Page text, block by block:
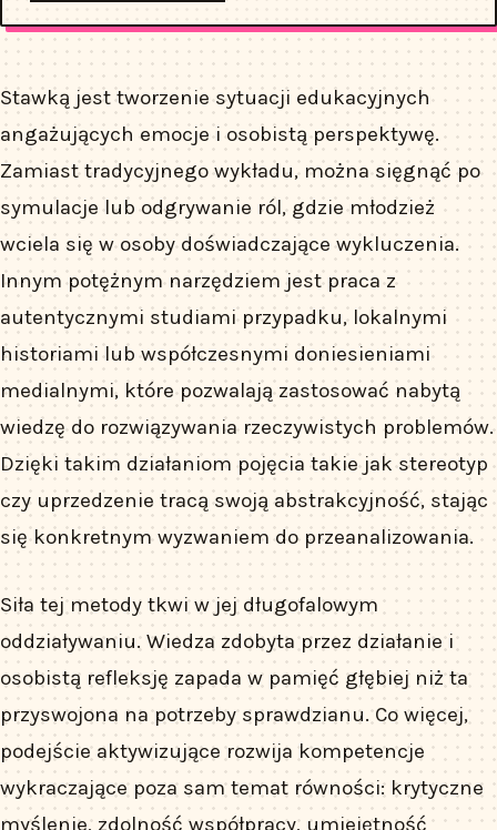
Stawką jest tworzenie sytuacji edukacyjnych
angażujących emocje i osobistą perspektywę.
Zamiast tradycyjnego wykładu, można sięgnąć po
symulacje lub odgrywanie ról, gdzie młodzież
wciela się w osoby doświadczające wykluczenia.
Innym potężnym narzędziem jest praca z
autentycznymi studiami przypadku, lokalnymi
historiami lub współczesnymi doniesieniami
medialnymi, które pozwalają zastosować nabytą
wiedzę do rozwiązywania rzeczywistych problemów.
Dzięki takim działaniom pojęcia takie jak stereotyp
czy uprzedzenie tracą swoją abstrakcyjność, stając
się konkretnym wyzwaniem do przeanalizowania.
Siła tej metody tkwi w jej długofalowym
oddziaływaniu. Wiedza zdobyta przez działanie i
osobistą refleksję zapada w pamięć głębiej niż ta
przyswojona na potrzeby sprawdzianu. Co więcej,
podejście aktywizujące rozwija kompetencje
wykraczające poza sam temat równości: krytyczne
myślenie, zdolność współpracy, umiejętność